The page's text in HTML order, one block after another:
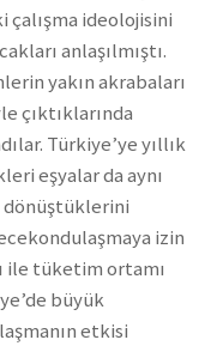
çalışma ideolojisini
anlaşılmıştı.
yakın akrabaları
çıktıklarında
Türkiye’ye yıllık
eşyalar da aynı
dönüştüklerini
izin
ile tüketim ortamı
büyük
etkisi